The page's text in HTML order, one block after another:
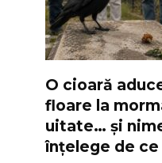
O cioară
floare la
uitate… și
înțelege de ce